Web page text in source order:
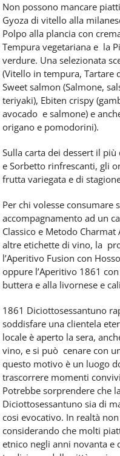
Non possono mancare
Gyoza di vitello alla
Polpo alla plancia con
Tempura vegetariana e la
verdure. Una selezionata
(Vitello in tempura, Tartare
Sweet salmon (Salmone,
teriyaki), Ebiten crispy
avocado e salmone) e
origano e pomodorini).
Sulla carta dei dessert il
e Sorbetto rinfrescanti, gli
frutta variegata e di
Per chi volesse consumare
accompagnamento ad un
Classico e Metodo Charmat
altre etichette di vino, la
l’Aperitivo Fusion con
oppure l’Aperitivo 1861
buttera e alla livornese e
1861 Diciottosessantuno
soddisfare una clientela
locale è aperto la sera,
vino, e si può cenare con
questo motivo è un luogo
trascorrere momenti
Potrebbe sorprendere che
Diciottosessantuno sia di
cosi evocativo. In realtà
considerando che molti
etnico negli anni novanta e